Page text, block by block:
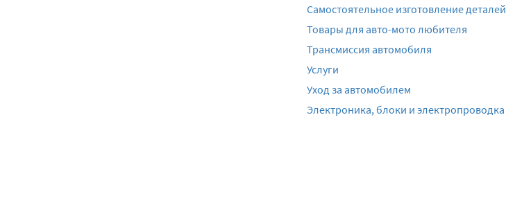
Самостоятельное изготовление деталей
Товары для авто-мото любителя
Трансмиссия автомобиля
Услуги
Уход за автомобилем
Электроника, блоки и электропроводка